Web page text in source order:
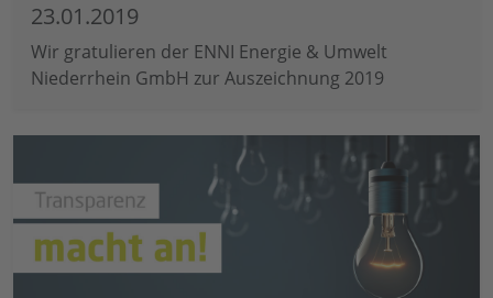
23.01.2019
Wir gratulieren der ENNI Energie & Umwelt
Niederrhein GmbH zur Auszeichnung 2019